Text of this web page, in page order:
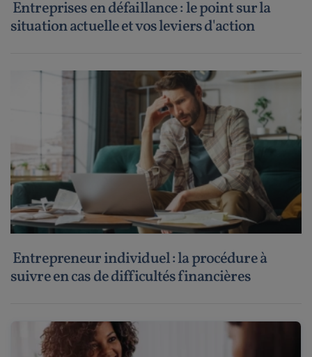
Entreprises en défaillance : le point sur la
situation actuelle et vos leviers d'action
Entrepreneur individuel : la procédure à
suivre en cas de difficultés financières